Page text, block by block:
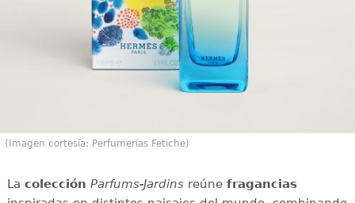
(Imagen cortesía: Perfumerías Fetiche)
La colección Parfums-Jardinsreúne fragancias